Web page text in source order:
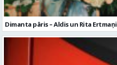
Dimanta pāris – Aldis un Rita Ertmaņi